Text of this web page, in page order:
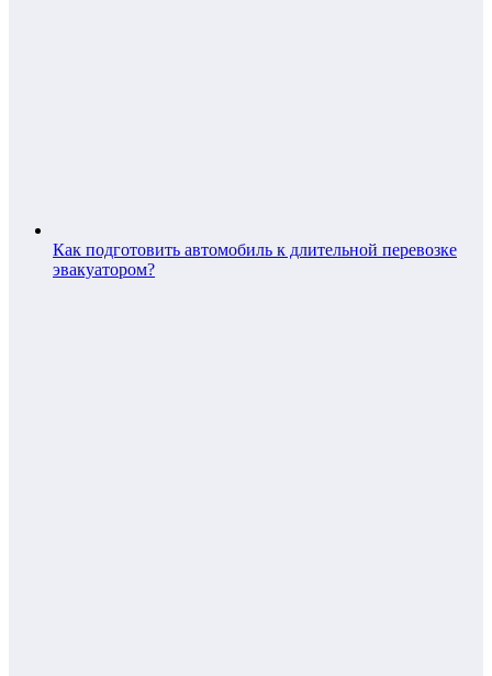
Как подготовить автомобиль к длительной перевозке
эвакуатором?